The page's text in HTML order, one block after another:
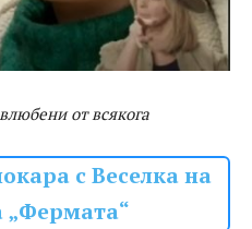
от всякога
с Веселка на
„Фермата“